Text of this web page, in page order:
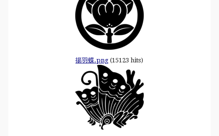
揚羽蝶.png (15123 hits)